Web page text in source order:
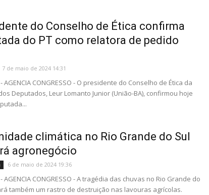
do Conselho de Ética confirma
do PT como relatora de pedido
7 de maio de 2024 14:31
- AGENCIA CONGRESSO - O presidente do Conselho de Ética da
Deputados, Leur Lomanto Junior (União-BA), confirmou hoje
climática no Rio Grande do Sul
agronegócio
6 de maio de 2024 19:36
- AGENCIA CONGRESSO - A tragédia das chuvas no Rio Grande do
também um rastro de destruição nas lavouras agrícolas.